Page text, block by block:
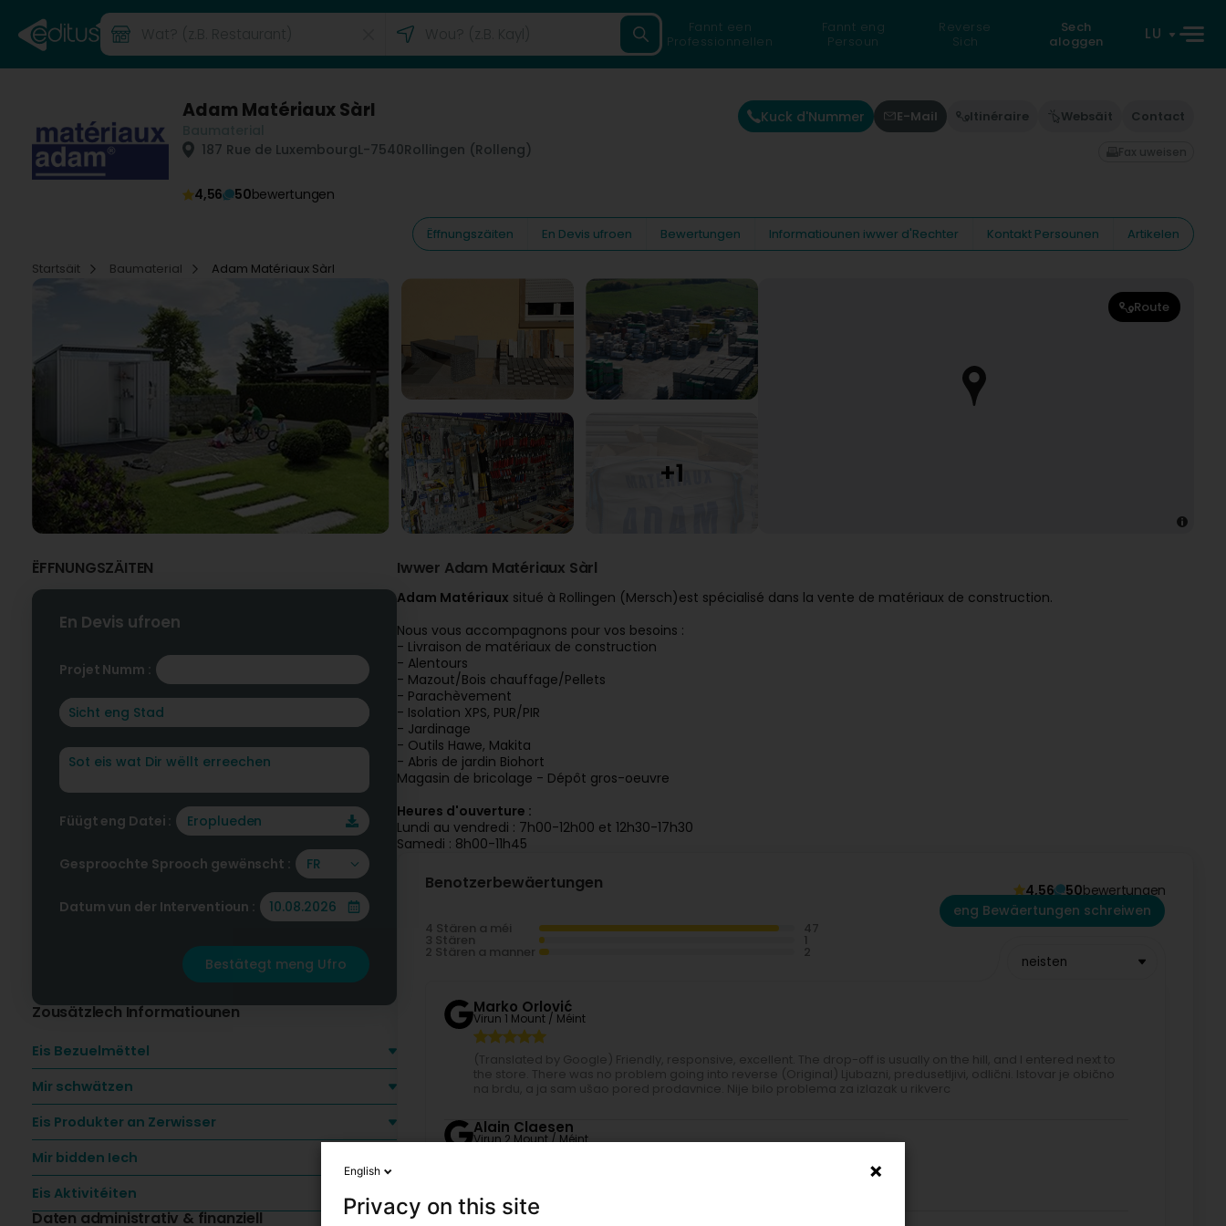
Fannt een
Professionnellen
Fannt eng
Persoun
Reverse
Sich
Sech
aloggen
LU
Adam Matériaux Sàrl
187 Rue de LuxembourgL-7540Rollingen (Rolleng)
4,56 50bewertungen
Kuck d'Nummer E-Mail Itinéraire Websäit Contact
Fax uweisen
Ëffnungszäiten En Devis ufroen Bewertungen Informatiounen iwwer d'Rechter Kontakt Persounen
Artikelen
Startsäit
Baumaterial Adam Matériaux Sàrl
Route
ËFFNUNGSZÄITEN
En Devis ufroen
Projet Numm :
Füügt eng Datei : Eroplueden
Gesproochte Sprooch gewënscht : FR
Datum vun der Interventioun :
Bestätegt meng Ufro
Zousätzlech Informatiounen
Eis Bezuelmëttel
Mir schwätzen
Eis Produkter an Zerwisser
Mir bidden Iech
Eis Aktivitéiten
Daten administrativ & finanziell
Iwwer Adam Matériaux Sàrl
Adam Matériaux situé à Rollingen (Mersch)est spécialisé dans la vente de matériaux de construction.
Nous vous accompagnons pour vos besoins :
- Livraison de matériaux de construction
- Alentours
- Mazout/Bois chauffage/Pellets
- Parachèvement
- Isolation XPS, PUR/PIR
- Jardinage
- Outils Hawe, Makita
- Abris de jardin Biohort
Magasin de bricolage - Dépôt gros-oeuvre
Heures d'ouverture :
Lundi au vendredi : 7h00-12h00 et 12h30-17h30
Samedi : 8h00-11h45
Benotzerbewäertungen 4,56 50bewertungen
4 Stären a méi
3 Stären
2 Stären a manner
eng Bewäertungen schreiwen
neisten
Marko Orlović
Virun 1 Mount / Méint
(Translated by Google) Friendly, responsive, excellent. The drop-off is usually on the hill, and I entered next to
the store. There was no problem going into reverse (Original) Ljubazni, predusetljivi, odlični. Istovar je obično
na brdu, a ja sam ušao pored prodavnice. Nije bilo problema za izlazak u rikverc
Alain Claesen
Virun 2 Mount / Méint
(Translated by Google) Unloaded in 10 min. (Original) Op 10 min. Gelost.
Simone Baier
English
Privacy on this site